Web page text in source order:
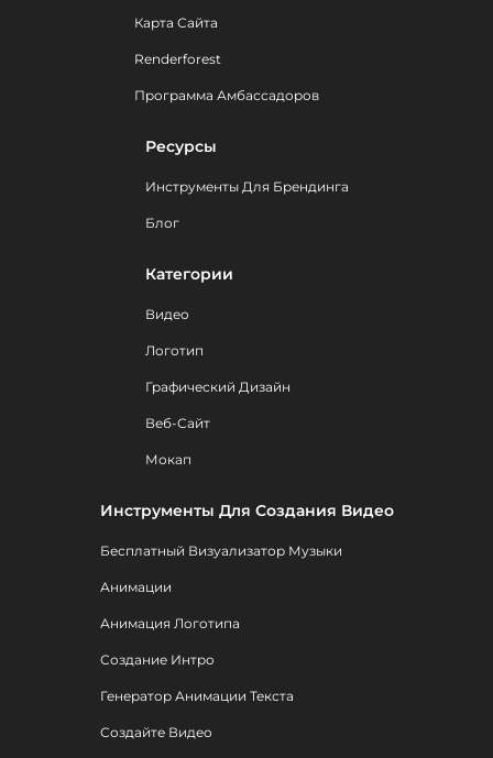
Карта Сайта
Renderforest
Программа Амбассадоров
Ресурсы
Инструменты Для Брендинга
Блог
Категории
Видео
Логотип
Графический Дизайн
Веб-Сайт
Мокап
Инструменты Для Создания Видео
Бесплатный Визуализатор Музыки
Анимации
Анимация Логотипа
Создание Интро
Генератор Анимации Текста
Создайте Видео